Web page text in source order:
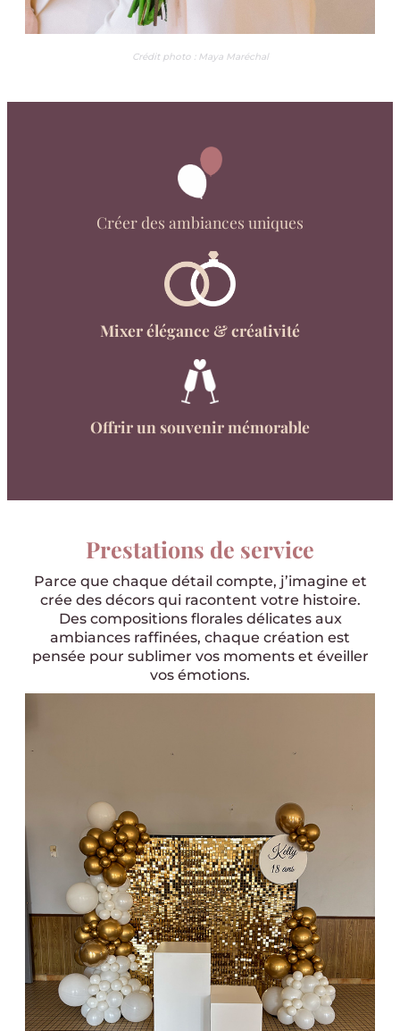
Crédit photo : Maya Maréchal
Créer des ambiances uniques
Mixer élégance & créativité
Offrir un souvenir mémorable
Prestations de service
Parce que chaque détail compte, j’imagine et
crée des décors qui racontent votre histoire.
Des compositions florales délicates aux
ambiances raffinées, chaque création est
pensée pour sublimer vos moments et éveiller
vos émotions.